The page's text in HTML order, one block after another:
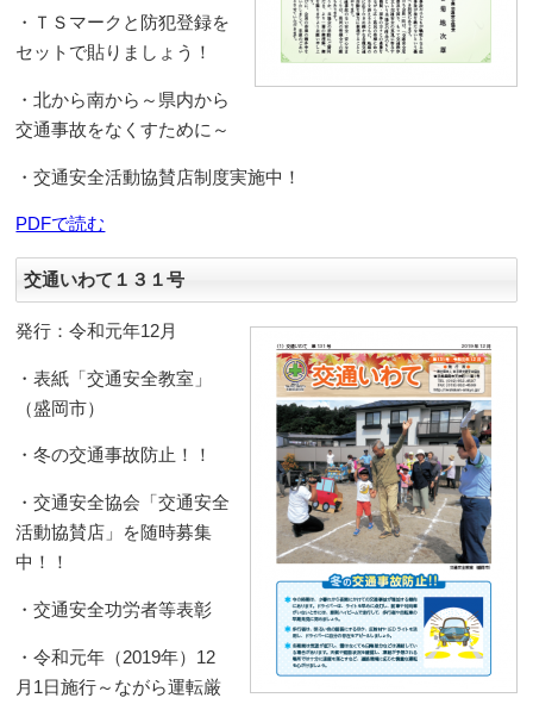
・ＴＳマークと防犯登録を
セットで貼りましょう！
・北から南から～県内から
交通事故をなくすために～
・交通安全活動協賛店制度実施中！
PDFで読む
交通いわて１３１号
発行：令和元年12月
・表紙「交通安全教室」
（盛岡市）
・冬の交通事故防止！！
・交通安全協会「交通安全
活動協賛店」を随時募集
中！！
・交通安全功労者等表彰
・令和元年（2019年）12
月1日施行～ながら運転厳